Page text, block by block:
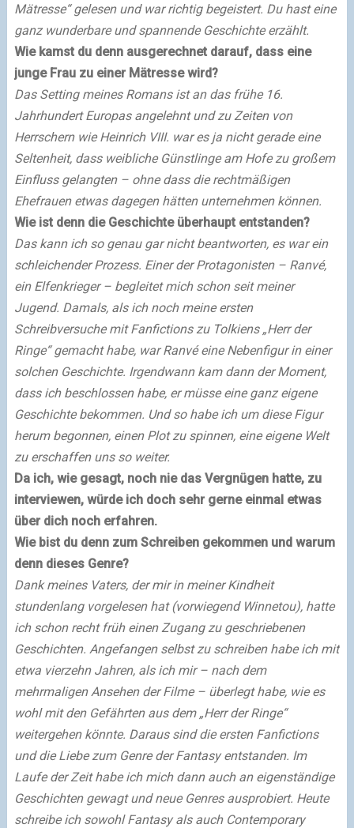
Mätresse“ gelesen und war richtig begeistert. Du hast eine
ganz wunderbare und spannende Geschichte erzählt.
Wie kamst du denn ausgerechnet darauf, dass eine
junge Frau zu einer Mätresse wird?
Das Setting meines Romans ist an das frühe 16.
Jahrhundert Europas angelehnt und zu Zeiten von
Herrschern wie Heinrich VIII. war es ja nicht gerade eine
Seltenheit, dass weibliche Günstlinge am Hofe zu großem
Einfluss gelangten – ohne dass die rechtmäßigen
Ehefrauen etwas dagegen hätten unternehmen können.
Wie ist denn die Geschichte überhaupt entstanden?
Das kann ich so genau gar nicht beantworten, es war ein
schleichender Prozess. Einer der Protagonisten – Ranvé,
ein Elfenkrieger – begleitet mich schon seit meiner
Jugend. Damals, als ich noch meine ersten
Schreibversuche mit Fanfictions zu Tolkiens „Herr der
Ringe“ gemacht habe, war Ranvé eine Nebenfigur in einer
solchen Geschichte. Irgendwann kam dann der Moment,
dass ich beschlossen habe, er müsse eine ganz eigene
Geschichte bekommen. Und so habe ich um diese Figur
herum begonnen, einen Plot zu spinnen, eine eigene Welt
zu erschaffen uns so weiter.
Da ich, wie gesagt, noch nie das Vergnügen hatte, zu
interviewen, würde ich doch sehr gerne einmal etwas
über dich noch erfahren.
Wie bist du denn zum Schreiben gekommen und warum
denn dieses Genre?
Dank meines Vaters, der mir in meiner Kindheit
stundenlang vorgelesen hat (vorwiegend Winnetou), hatte
ich schon recht früh einen Zugang zu geschriebenen
Geschichten. Angefangen selbst zu schreiben habe ich mit
etwa vierzehn Jahren, als ich mir – nach dem
mehrmaligen Ansehen der Filme – überlegt habe, wie es
wohl mit den Gefährten aus dem „Herr der Ringe“
weitergehen könnte. Daraus sind die ersten Fanfictions
und die Liebe zum Genre der Fantasy entstanden. Im
Laufe der Zeit habe ich mich dann auch an eigenständige
Geschichten gewagt und neue Genres ausprobiert. Heute
schreibe ich sowohl Fantasy als auch Contemporary